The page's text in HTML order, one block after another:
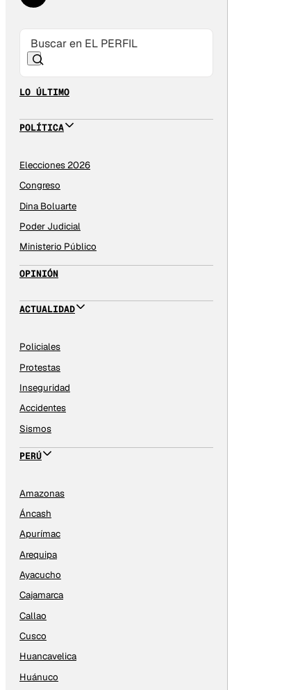
LO ÚLTIMO
POLÍTICA
Elecciones 2026
Congreso
Dina Boluarte
Poder Judicial
Ministerio Público
OPINIÓN
ACTUALIDAD
Policiales
Protestas
Inseguridad
Accidentes
Sismos
PERÚ
Amazonas
Áncash
Apurímac
Arequipa
Ayacucho
Cajamarca
Callao
Cusco
Huancavelica
Huánuco